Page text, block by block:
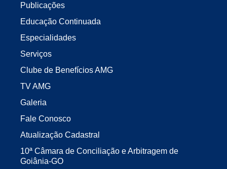
Publicações
Educação Continuada
Especialidades
Serviços
Clube de Benefícios AMG
TV AMG
Galeria
Fale Conosco
Atualização Cadastral
10ª Câmara de Conciliação e Arbitragem de
Goiânia-GO